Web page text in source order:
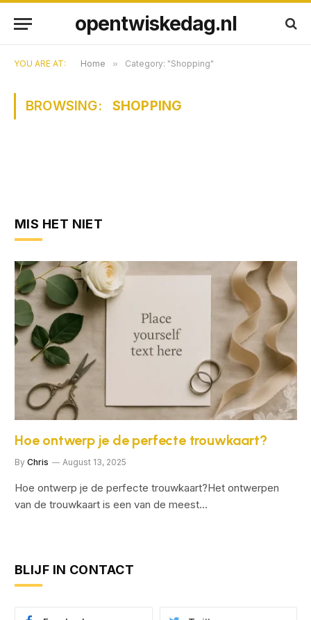
opentwiskedag.nl
YOU ARE AT: Home » Category: "Shopping"
BROWSING: SHOPPING
MIS HET NIET
Hoe ontwerp je de perfecte trouwkaart?
By Chris August 13, 2025
Hoe ontwerp je de perfecte trouwkaart?Het ontwerpen
van de trouwkaart is een van de meest…
BLIJF IN CONTACT